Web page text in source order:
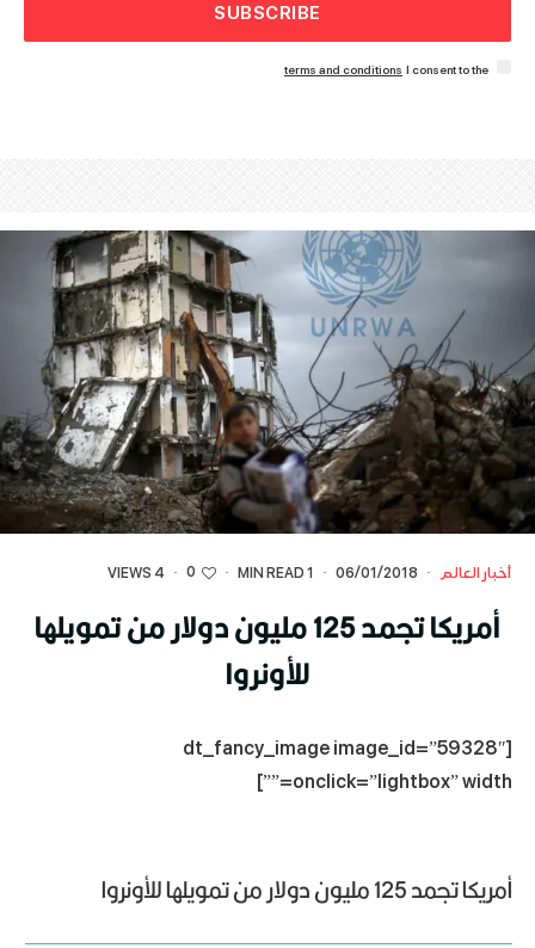
SUBSCRIBE
I consent to the
terms and conditions
أخبار العالم ·
06/01/2018
·
1 MIN READ
·
0
·
4 VIEWS
أمريكا تجمد 125 مليون دولار من تمويلها
للأونروا
[dt_fancy_image image_id=”59328″
onclick=”lightbox” width=””]
أمريكا تجمد 125 مليون دولار من تمويلها للأونروا